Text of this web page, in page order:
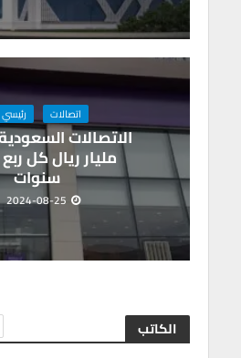
اتصالات رئيسي
سنوات
2024-08-25
الكاتب